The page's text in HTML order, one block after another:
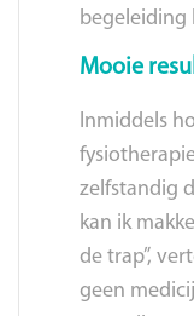
begeleiding
Mooie
Inmiddels
zelfstandig
kan ik
de trap”,
geen